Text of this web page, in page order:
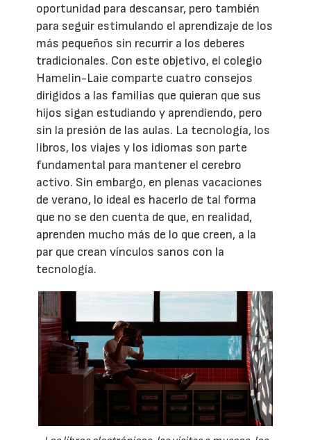
oportunidad para descansar, pero también
para seguir estimulando el aprendizaje de los
más pequeños sin recurrir a los deberes
tradicionales. Con este objetivo, el colegio
Hamelin-Laie comparte cuatro consejos
dirigidos a las familias que quieran que sus
hijos sigan estudiando y aprendiendo, pero
sin la presión de las aulas. La tecnología, los
libros, los viajes y los idiomas son parte
fundamental para mantener el cerebro
activo. Sin embargo, en plenas vacaciones
de verano, lo ideal es hacerlo de tal forma
que no se den cuenta de que, en realidad,
aprenden mucho más de lo que creen, a la
par que crean vínculos sanos con la
tecnología.